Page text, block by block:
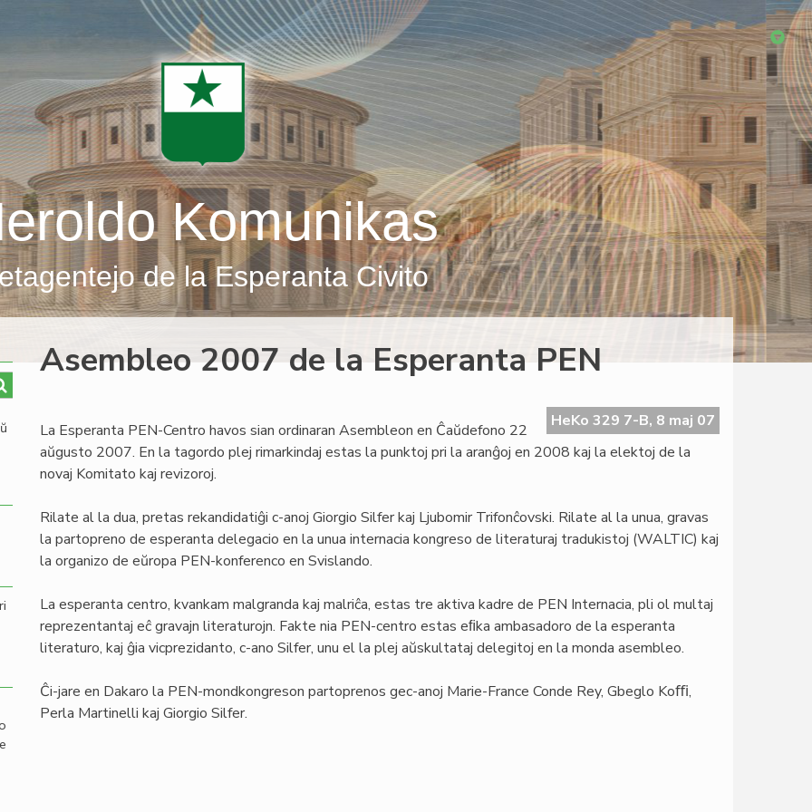
Komunikas
de la Esperanta Civito
Asembleo 2007 de la Esperanta PEN
HeKo 329 7-B, 8 maj 07
La Esperanta PEN-Centro havos sian ordinaran Asembleon en Ĉaŭdefono 22
aŭgusto 2007. En la tagordo plej rimarkindaj estas la punktoj pri la aranĝoj en 2008 kaj la elektoj de la
novaj Komitato kaj revizoroj.
Rilate al la dua, pretas rekandidatiĝi c-anoj Giorgio Silfer kaj Ljubomir Trifonĉovski. Rilate al la unua, gravas
la partopreno de esperanta delegacio en la unua internacia kongreso de literaturaj tradukistoj (WALTIC) kaj
la organizo de eŭropa PEN-konferenco en Svislando.
La esperanta centro, kvankam malgranda kaj malriĉa, estas tre aktiva kadre de PEN Internacia, pli ol multaj
reprezentantaj eĉ gravajn literaturojn. Fakte nia PEN-centro estas eﬁka ambasadoro de la esperanta
literaturo, kaj ĝia vicprezidanto, c-ano Silfer, unu el la plej aŭskultataj delegitoj en la monda asembleo.
Ĉi-jare en Dakaro la PEN-mondkongreson partoprenos gec-anoj Marie-France Conde Rey, Gbeglo Koﬃ,
Perla Martinelli kaj Giorgio Silfer.